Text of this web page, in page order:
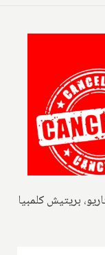
بریتیش کلمبیا